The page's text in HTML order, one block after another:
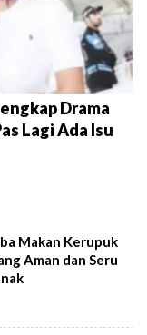
Drama
Lagi Ada Isu
Makan Kerupuk
Aman dan Seru